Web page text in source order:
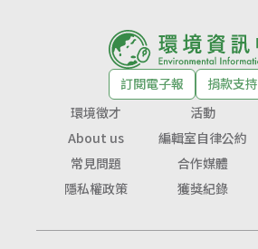
訂閱電子報
捐款支持
環境徵才
活動
About us
編輯室自律公約
常見問題
合作媒體
隱私權政策
獲獎紀錄